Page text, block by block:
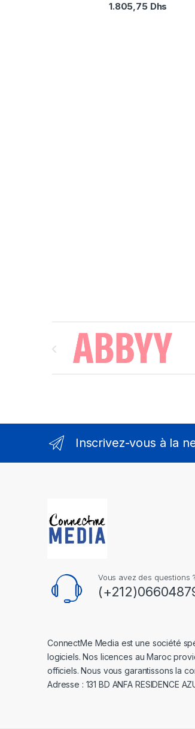
1.805,75 Dhs
Brands Carousel
Inscrivez-vous à la
Vous avez des questions
ConnectMe Media est une société
logiciels. Nos licences au Maroc
officiels. Nous vous garantissons la
Adresse : 131 BD ANFA RESIDENCE